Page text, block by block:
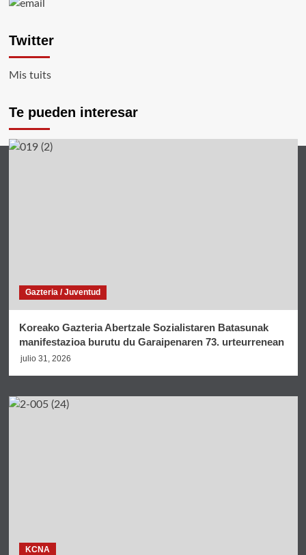
Twitter
Mis tuits
Te pueden interesar
Gazteria / Juventud
Koreako Gazteria Abertzale Sozialistaren Batasunak
manifestazioa burutu du Garaipenaren 73. urteurrenean
julio 31, 2026
KCNA